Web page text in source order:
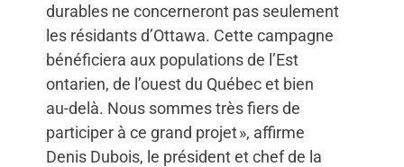
durables ne concerneront pas seulement
les résidants d’Ottawa. Cette campagne
bénéficiera aux populations de l’Est
ontarien, de l’ouest du Québec et bien
au-delà. Nous sommes très fiers de
participer à ce grand projet », affirme
Denis Dubois, le président et chef de la